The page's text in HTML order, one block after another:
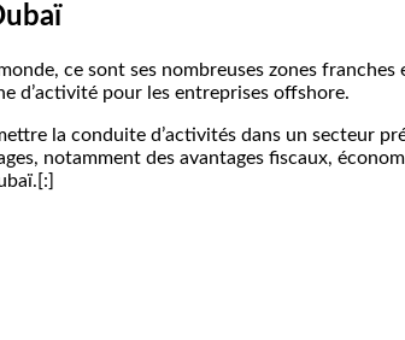
ce sont ses nombreuses zones
d’activité pour les entreprises offshore.
la conduite d’activités dans un secteur
notamment des avantages fiscaux,